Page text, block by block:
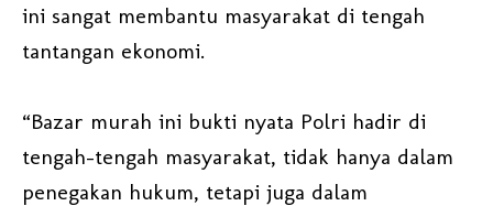
ini sangat membantu masyarakat di tengah
tantangan ekonomi.
“Bazar murah ini bukti nyata Polri hadir di
tengah-tengah masyarakat, tidak hanya dalam
penegakan hukum, tetapi juga dalam